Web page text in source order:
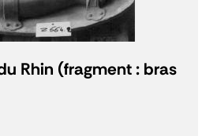
Rhin (fragment : bras